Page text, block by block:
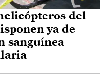
del
ya de
sanguínea